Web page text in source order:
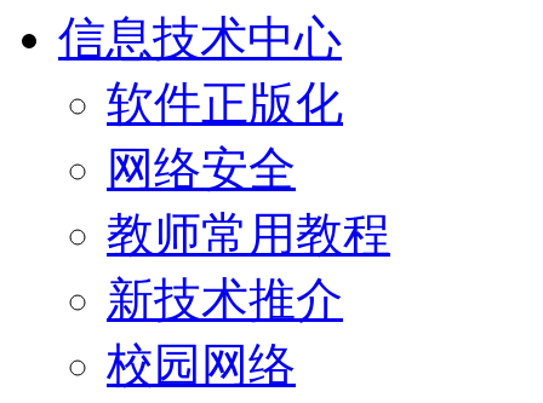
信息技术中心
软件正版化
网络安全
教师常用教程
新技术推介
校园网络